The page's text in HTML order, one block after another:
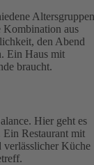
Altersgruppen
Kombination aus
den Abend
Ein Haus mit
braucht.
Hier geht es
Ein Restaurant mit
verlässlicher Küche